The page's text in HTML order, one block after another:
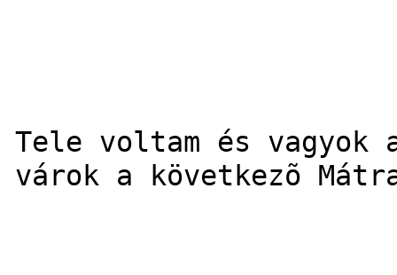
Tele voltam és
várok a következõ